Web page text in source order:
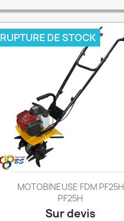
MOTOBINEUSE FDM PF25H
PF25H
Prix
Sur devis
RUPTURE DE STOCK